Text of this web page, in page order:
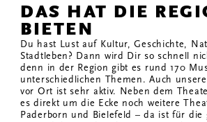
DAS HAT DIE
BIETEN
Du hast Lust auf Kultur, Geschichte,
Stadtleben? Dann wird Dir so schnell
denn in der Region gibt es rund 170
unterschiedlichen Themen. Auch
vor Ort ist sehr aktiv. Neben dem
es direkt um die Ecke noch weitere
Paderborn und Bielefeld – da ist für die